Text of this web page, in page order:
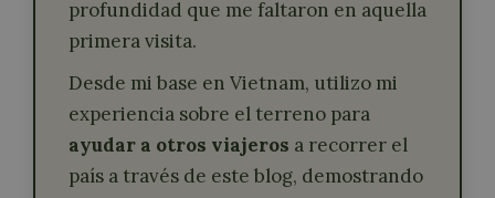
profundidad que me faltaron en aquella
primera visita.
Desde mi base en Vietnam, utilizo mi
experiencia sobre el terreno para
ayudar a otros viajeros a recorrer el
país a través de este blog, demostrando